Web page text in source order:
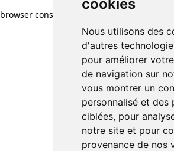
cookies
Nous utilisons des
d'autres
pour améliorer
de navigation sur
vous montrer un
personnalisé et des
ciblées, pour
notre site et pour
provenance de nos
browser console for more information)